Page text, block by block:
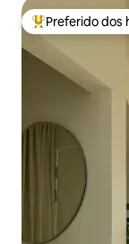
Entre os
Preferido dos